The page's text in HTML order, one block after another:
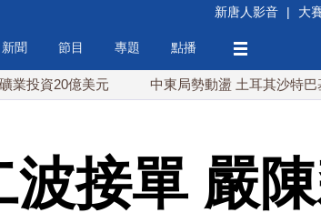
新唐人影音 | 大
新聞 節目 專題 點播
億美元 中東局勢動盪 土耳其沙特巴基斯坦誓
接單 嚴